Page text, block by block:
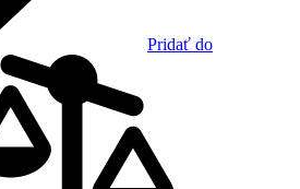
Pridať do